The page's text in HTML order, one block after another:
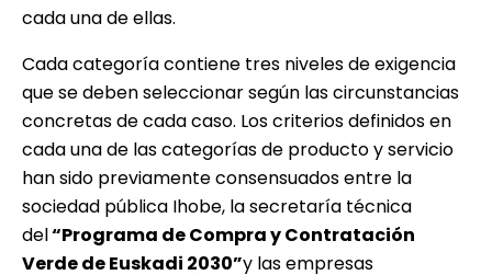
cada una de ellas.
Cada categoría contiene tres niveles de exigencia
que se deben seleccionar según las circunstancias
concretas de cada caso. Los criterios definidos en
cada una de las categorías de producto y servicio
han sido previamente consensuados entre la
sociedad pública Ihobe, la secretaría técnica
del“Programa de Compra y Contratación
Verde de Euskadi 2030”y las empresas